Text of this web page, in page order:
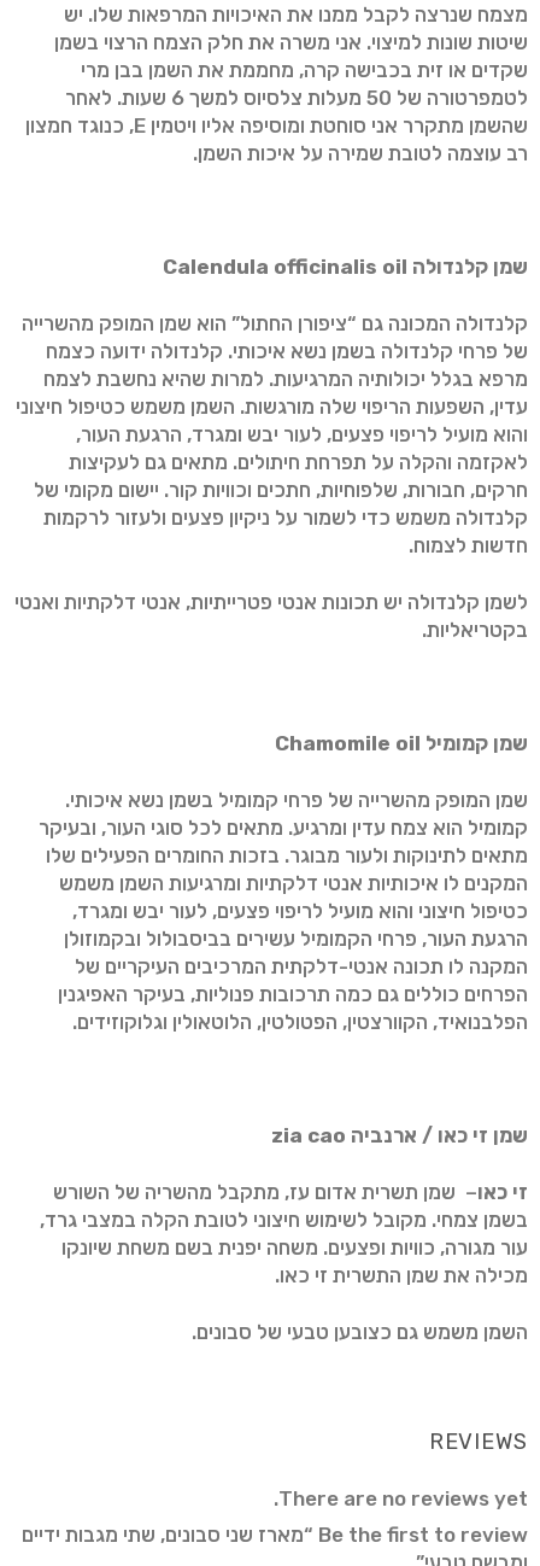
מצמח שנרצה לקבל ממנו את האיכויות המרפאות שלו. יש
שיטות שונות למיצוי. אני משרה את חלק הצמח הרצוי בשמן
שקדים או זית בכבישה קרה, מחממת את השמן בבן מרי
לטמפרטורה של 50 מעלות צלסיוס למשך 6 שעות. לאחר
שהשמן מתקרר אני סוחטת ומוסיפה אליו ויטמין E, כנוגד חמצון
רב עוצמה לטובת שמירה על איכות השמן.
שמן קלנדולה Calendula officinalis oil
קלנדולה המכונה גם “ציפורן החתול” הוא שמן המופק מהשרייה
של פרחי קלנדולה בשמן נשא איכותי. קלנדולה ידועה כצמח
מרפא בגלל יכולותיה המרגיעות. למרות שהיא נחשבת לצמח
עדין, השפעות הריפוי שלה מורגשות. השמן משמש כטיפול חיצוני
והוא מועיל לריפוי פצעים, לעור יבש ומגרד, הרגעת העור,
לאקזמה והקלה על תפרחת חיתולים. מתאים גם לעקיצות
חרקים, חבורות, שלפוחיות, חתכים וכוויות קור. יישום מקומי של
קלנדולה משמש כדי לשמור על ניקיון פצעים ולעזור לרקמות
חדשות לצמוח.
לשמן קלנדולה יש תכונות אנטי פטרייתיות, אנטי דלקתיות ואנטי
בקטריאליות.
שמן קמומיל Chamomile oil
שמן המופק מהשרייה של פרחי קמומיל בשמן נשא איכותי.
קמומיל הוא צמח עדין ומרגיע. מתאים לכל סוגי העור, ובעיקר
מתאים לתינוקות ולעור מבוגר. בזכות החומרים הפעילים שלו
המקנים לו איכותיות אנטי דלקתיות ומרגיעות השמן משמש
כטיפול חיצוני והוא מועיל לריפוי פצעים, לעור יבש ומגרד,
הרגעת העור, פרחי הקמומיל עשירים בביסבולול ובקמוזולן
המקנה לו תכונה אנטי-דלקתית המרכיבים העיקריים של
הפרחים כוללים גם כמה תרכובות פנוליות, בעיקר האפיגנין
הפלבנואיד, הקוורצטין, הפטולטין, הלוטאולין וגלוקוזידים.
שמן זי כאו / ארנביה zia cao
זי כאו​– שמן תשרית אדום עז, מתקבל מהשריה של השורש
בשמן צמחי. מקובל לשימוש חיצוני לטובת הקלה במצבי גרד,
עור מגורה, כוויות ופצעים. משחה יפנית בשם משחת שיונקו
מכילה את שמן התשרית זי כאו.
השמן משמש גם כצובען טבעי של סבונים.
REVIEWS
There are no reviews yet.
Be the first to review “מארז שני סבונים, שתי מגבות ידיים